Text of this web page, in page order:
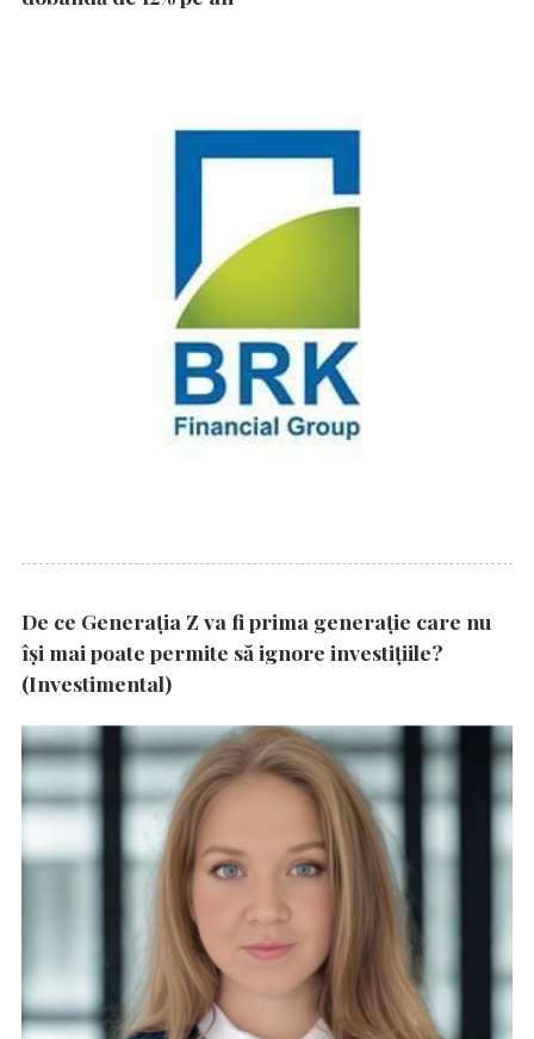
De ce Generația Z va fi prima generație care nu
își mai poate permite să ignore investițiile?
(Investimental)